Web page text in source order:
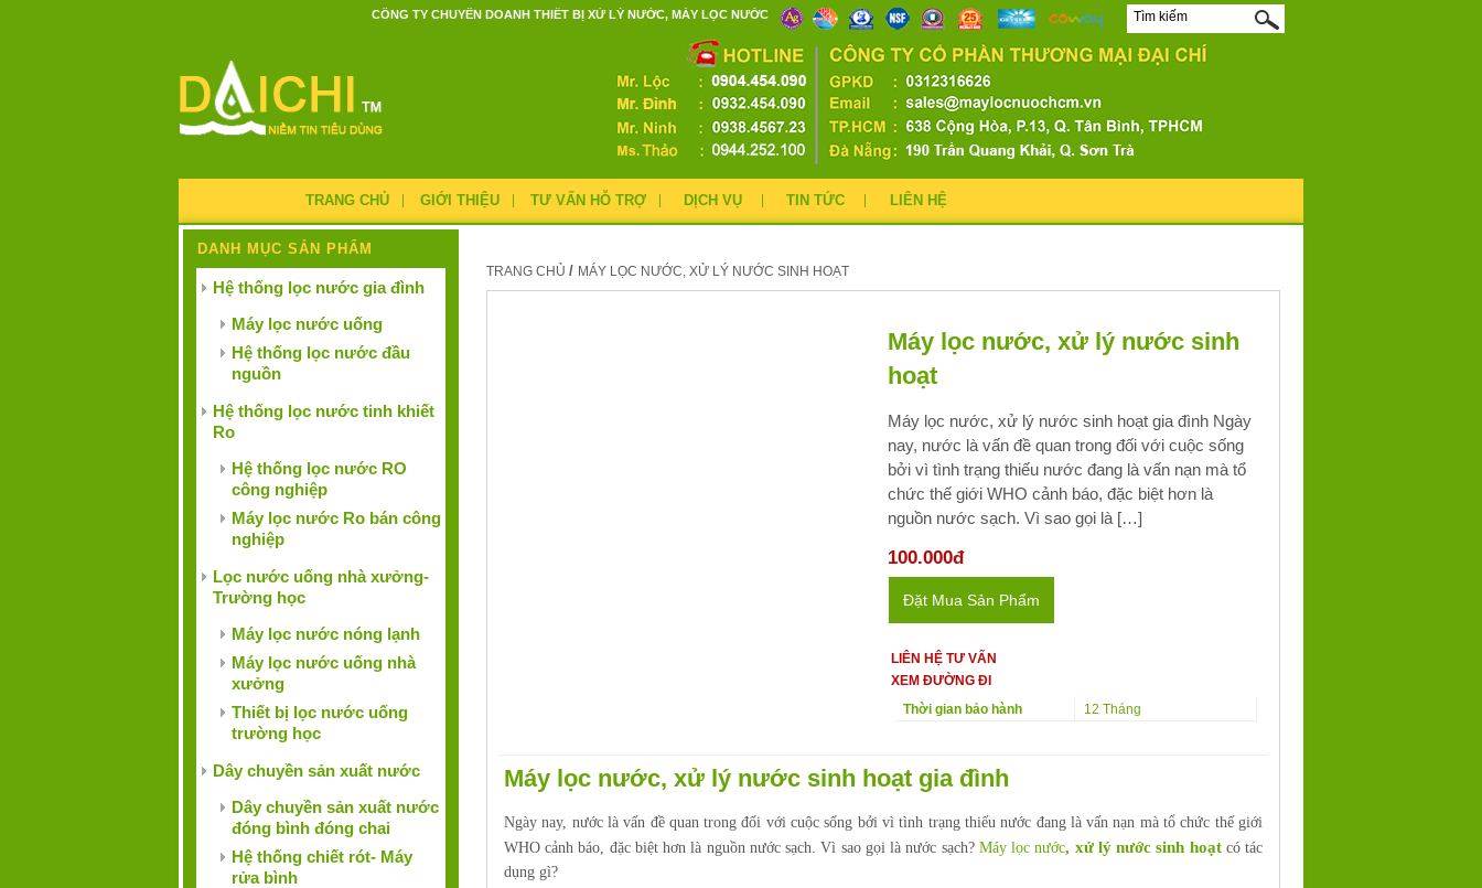
CÔNG TY CHUYÊN DOANH THIẾT BỊ XỬ LÝ NƯỚC, MÁY LỌC NƯỚC
TRANG CHỦ GIỚI THIỆU TƯ VẤN HỖ TRỢ DỊCH VỤ TIN TỨC LIÊN HỆ
DANH MỤC SẢN PHẨM
Hệ thống lọc nước gia đình
Máy lọc nước uống
Hệ thống lọc nước đầu
nguồn
Hệ thống lọc nước tinh khiết
Ro
Hệ thống lọc nước RO
công nghiệp
Máy lọc nước Ro bán công
nghiệp
Lọc nước uống nhà xưởng-
Trường học
Máy lọc nước nóng lạnh
Máy lọc nước uống nhà
xưởng
Thiết bị lọc nước uống
trường học
Dây chuyền sản xuất nước
Dây chuyền sản xuất nước
đóng bình đóng chai
Hệ thống chiết rót- Máy
rửa bình
TRANG CHỦ / MÁY LỌC NƯỚC, XỬ LÝ NƯỚC SINH HOẠT
Máy lọc nước, xử lý nước sinh
hoạt
Máy lọc nước, xử lý nước sinh hoạt gia đình Ngày
nay, nước là vấn đề quan trong đối với cuộc sống
bởi vì tình trạng thiếu nước đang là vấn nạn mà tổ
chức thế giới WHO cảnh báo, đặc biệt hơn là
nguồn nước sạch. Vì sao gọi là […]
100.000đ
Đặt Mua Sản Phẩm
LIÊN HỆ TƯ VẤN
XEM ĐƯỜNG ĐI
Thời gian bảo hành
12 Tháng
Máy lọc nước, xử lý nước sinh hoạt gia đình
Ngày nay, nước là vấn đề quan trong đối với cuộc sống bởi vì tình trạng thiếu nước đang là vấn nạn mà tổ chức thế giới
WHO cảnh báo, đặc biệt hơn là nguồn nước sạch. Vì sao gọi là nước sạch? Máy lọc nước, xử lý nước sinh hoạtcó tác
dụng gì?